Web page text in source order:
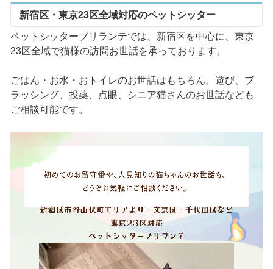
新宿区・東京23区全域対応のペットシッター
ペットシッターブリランテでは、新宿区を中心に、東京
23区全域で猫様の訪問お世話を承っております。
ごはん・お水・おトイレのお世話はもちろん、遊び、ブ
ラッシング、投薬、点眼、シニア猫さんのお世話なども
ご相談可能です。